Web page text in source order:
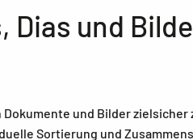
Dias und
und Bilder
Sortierung und